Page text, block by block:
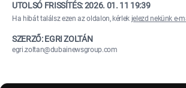
UTOLSÓ FRISSÍTÉS:2026. 01. 11 19:39
Ha hibát találsz ezen az oldalon, kérlek jelezd nekünk e-
SZERZŐ: EGRI ZOLTÁN
egri.zoltan@dubainewsgroup.com